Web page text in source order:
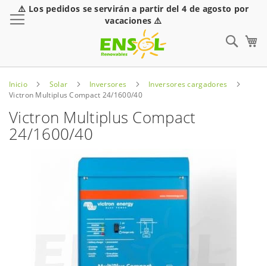
⚠️ Los pedidos se servirán a partir del 4 de agosto por
vacaciones ⚠️
Inicio Solar Inversores
Inversores cargadores
Victron Multiplus Compact 24/1600/40
Victron Multiplus Compact
24/1600/40